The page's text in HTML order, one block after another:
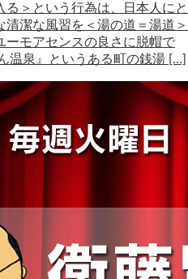
＞という行為は、日本人にと
潔な風習を＜湯の道＝湯道＞
ーモアセンスの良さに脱帽で
温泉』というある町の銭湯 […]